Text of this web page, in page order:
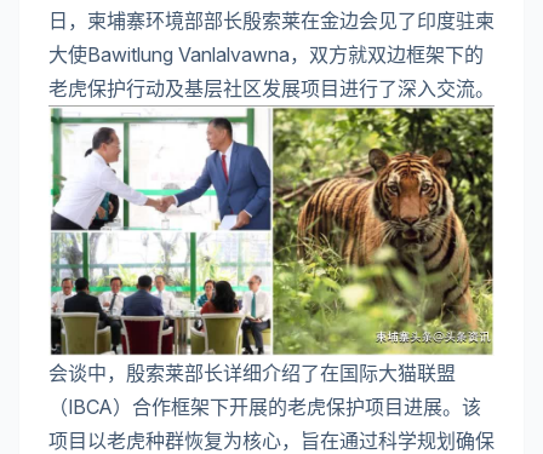
日，柬埔寨环境部部长殷索莱在金边会见了印度驻柬
大使Bawitlung Vanlalvawna，双方就双边框架下的
老虎保护行动及基层社区发展项目进行了深入交流。
会谈中，殷索莱部长详细介绍了在国际大猫联盟
（IBCA）合作框架下开展的老虎保护项目进展。该
项目以老虎种群恢复为核心，旨在通过科学规划确保